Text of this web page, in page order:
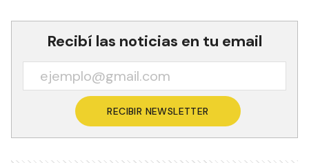
Recibí las noticias en tu email
RECIBIR NEWSLETTER